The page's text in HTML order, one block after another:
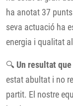
ha anotat 37
seva actuació ha
energia i qualitat
🔍 Un resultat
estat abultat i no
partit. El nostre